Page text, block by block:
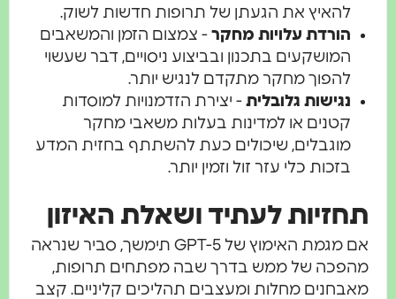
להאיץ את הגעתן של תרופות חדשות לשוק.
הורדת עלויות מחקר - צמצום הזמן והמשאבים
המושקעים בתכנון ובביצוע ניסויים, דבר שעשוי
להפוך מחקר מתקדם לנגיש יותר.
נגישות גלובלית- יצירת הזדמנויות למוסדות
קטנים או למדינות בעלות משאבי מחקר
מוגבלים, שיכולים כעת להשתתף בחזית המדע
בזכות כלי עזר זול וזמין יותר.
לעתיד ושאלת האיזון
אם מגמת האימוץ של GPT-5 תימשך, סביר שנראה
של ממש בדרך שבה מפתחים תרופות,
מחלות ומעצבים תהליכים קליניים. קצב